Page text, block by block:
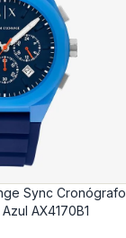
Sync Cronógrafo
AX4170B1